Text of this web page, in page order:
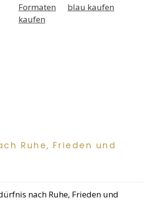
Ruhe, Frieden und
nach Ruhe, Frieden und